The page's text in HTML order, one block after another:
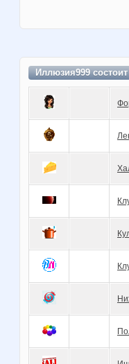
Иллюзия999